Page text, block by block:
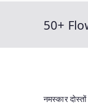
50+
नमस्कार